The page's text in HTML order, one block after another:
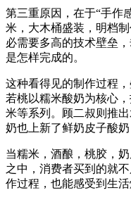
第三重原因，在于“手作
米，大木桶盛装，明档
必需要多高的技术壁垒
是怎样完成的。
这种看得见的制作过程
若桃以糯米酸奶为核心
米等系列。顾二叔则推
奶也上新了鲜奶皮子酸奶
当糯米，酒酿，桃胶，
之中，消费者买到的就
作过程，也能感受到生活